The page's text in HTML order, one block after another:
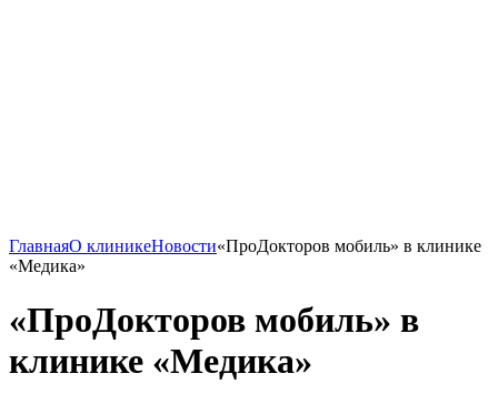
ГлавнаяО клиникеНовости«ПроДокторов мобиль» в клинике
«Медика»
«ПроДокторов мобиль» в
клинике «Медика»